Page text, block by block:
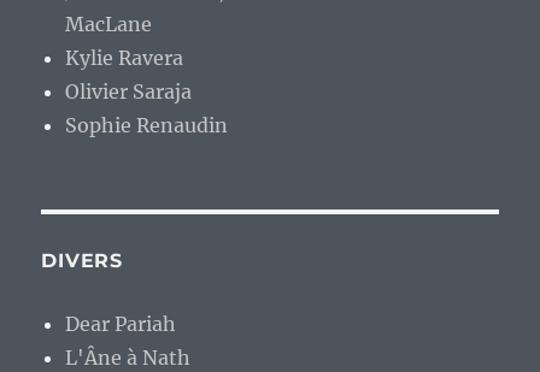
MacLane
Kylie Ravera
Olivier Saraja
Sophie Renaudin
DIVERS
Dear Pariah
L'Âne à Nath